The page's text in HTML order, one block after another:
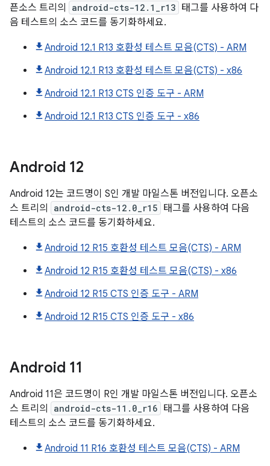
픈소스 트리의
android-cts-12.1_r13 태그를 사용하여 다
음 테스트의 소스 코드를 동기화하세요.
Android 12.1 R13 호환성 테스트 모음(CTS) - ARM
Android 12.1 R13 호환성 테스트 모음(CTS) - x86
Android 12.1 R13 CTS 인증 도구 - ARM
Android 12.1 R13 CTS 인증 도구 - x86
Android 12
Android 12는 코드명이 S인 개발 마일스톤 버전입니다. 오픈소
스 트리의
android-cts-12.0_r15 태그를 사용하여 다음
테스트의 소스 코드를 동기화하세요.
Android 12 R15 호환성 테스트 모음(CTS) - ARM
Android 12 R15 호환성 테스트 모음(CTS) - x86
Android 12 R15 CTS 인증 도구 - ARM
Android 12 R15 CTS 인증 도구 - x86
Android 11
Android 11은 코드명이 R인 개발 마일스톤 버전입니다. 오픈소
스 트리의
android-cts-11.0_r16 태그를 사용하여 다음
테스트의 소스 코드를 동기화하세요.
Android 11 R16 호환성 테스트 모음(CTS) - ARM